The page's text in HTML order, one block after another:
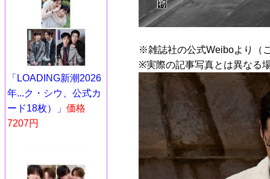
「LOADING新潮2026
年...ク・シウ、公式カ
ード18枚）」 価格
7207円
※雑誌社の公式Weiboより（
※実際の記事写真とは異なる